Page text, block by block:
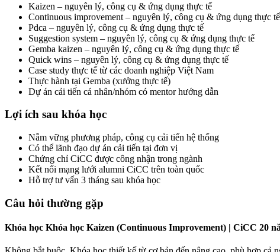
Kaizen – nguyên lý, công cụ & ứng dụng thực tế
Continuous improvement – nguyên lý, công cụ & ứng dụng thực tế
Pdca – nguyên lý, công cụ & ứng dụng thực tế
Suggestion system – nguyên lý, công cụ & ứng dụng thực tế
Gemba kaizen – nguyên lý, công cụ & ứng dụng thực tế
Quick wins – nguyên lý, công cụ & ứng dụng thực tế
Case study thực tế từ các doanh nghiệp Việt Nam
Thực hành tại Gemba (xưởng thực tế)
Dự án cải tiến cá nhân/nhóm có mentor hướng dẫn
Lợi ích sau khóa học
Nắm vững phương pháp, công cụ cải tiến hệ thống
Có thể lãnh đạo dự án cải tiến tại đơn vị
Chứng chỉ CiCC được công nhận trong ngành
Kết nối mạng lưới alumni CiCC trên toàn quốc
Hỗ trợ tư vấn 3 tháng sau khóa học
Câu hỏi thường gặp
Khóa học Khóa học Kaizen (Continuous Improvement) | CiCC 20